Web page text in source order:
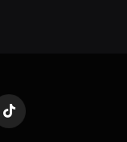
TikTok